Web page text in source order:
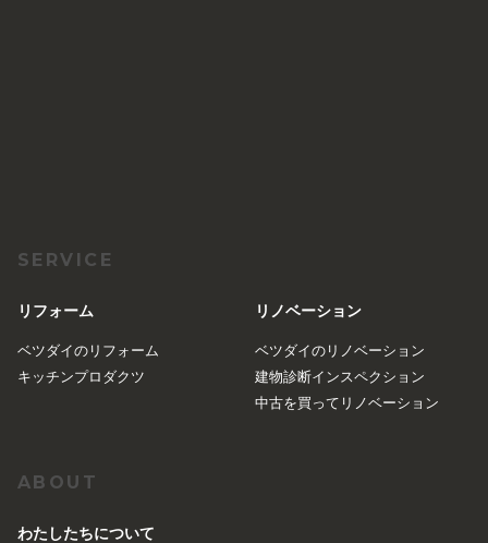
SERVICE
リフォーム
ベツダイのリフォーム
キッチンプロダクツ
リノベーション
ベツダイのリノベーション
建物診断インスペクション
中古を買ってリノベーション
ABOUT
︎わたしたちについて